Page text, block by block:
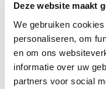
Deze website maakt
We gebruiken
personaliseren, om
en om ons
informatie over uw
partners voor social
In 1905, toen hij nog
kunstenaar was die hij
enkele weken in onze
Schoorl, Hoorn en
een vakantie?